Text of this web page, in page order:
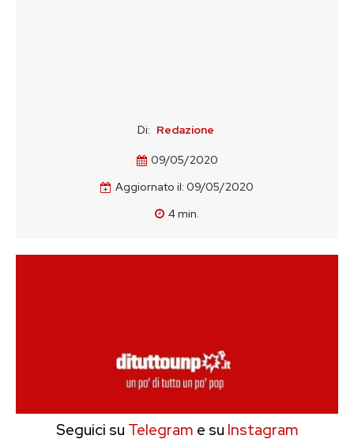
Di: Redazione
09/05/2020
Aggiornato il: 09/05/2020
4min.
Seguici su Telegram e su Instagram